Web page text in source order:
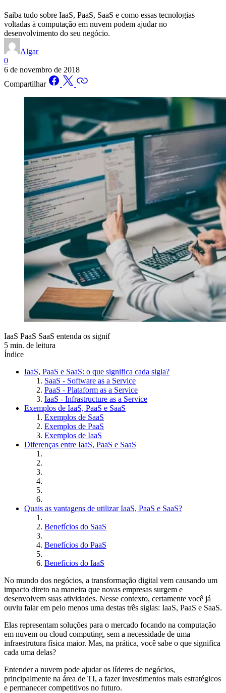
Saiba tudo sobre IaaS, PaaS, SaaS e como essas tecnologias
voltadas à computação em nuvem podem ajudar no
desenvolvimento do seu negócio.
Algar
0
6 de novembro de 2018
Compartilhar
IaaS PaaS SaaS entenda os signif
5 min. de leitura
Índice
IaaS, PaaS e SaaS: o que significa cada sigla?
SaaS - Software as a Service
PaaS - Plataform as a Service
IaaS - Infrastructure as a Service
Exemplos de IaaS, PaaS e SaaS
Exemplos de SaaS
Exemplos de PaaS
Exemplos de IaaS
Diferenças entre IaaS, PaaS e SaaS
Quais as vantagens de utilizar IaaS, PaaS e SaaS?
Benefícios do SaaS
Benefícios do PaaS
Benefícios do IaaS
No mundo dos negócios, a transformação digital vem causando um
impacto direto na maneira que novas empresas surgem e
desenvolvem suas atividades. Nesse contexto, certamente você já
ouviu falar em pelo menos uma destas três siglas: IaaS, PaaS e SaaS.
Elas representam soluções para o mercado focando na computação
em nuvem ou cloud computing, sem a necessidade de uma
infraestrutura física maior. Mas, na prática, você sabe o que significa
cada uma delas?
Entender a nuvem pode ajudar os líderes de negócios,
principalmente na área de TI, a fazer investimentos mais estratégicos
e permanecer competitivos no futuro.